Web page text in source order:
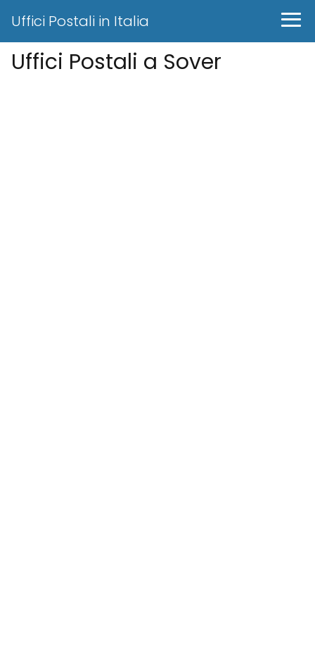
Uffici Postali in Italia
Uffici Postali a Sover